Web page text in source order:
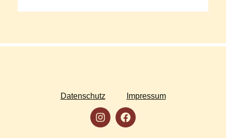
Datenschutz Impressum